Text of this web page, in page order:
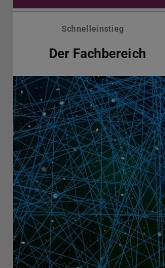
Menü
überspringenSchnelleinstieg
Der Fachbereich